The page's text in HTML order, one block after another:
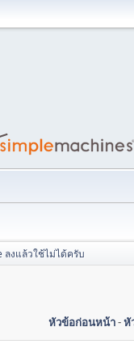
ลงแล้วใช้ไม่ได้ครับ
หัวข้อก่อนหน้า-หั